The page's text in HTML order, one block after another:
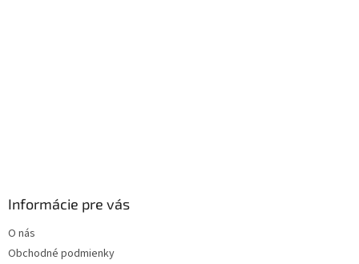
Informácie pre vás
O nás
Obchodné podmienky